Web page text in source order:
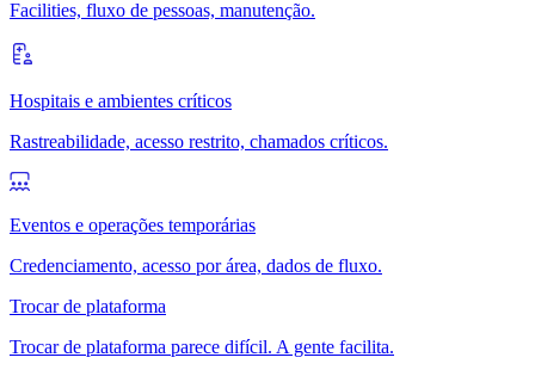
Facilities, fluxo de pessoas, manutenção.
Hospitais e ambientes críticos
Rastreabilidade, acesso restrito, chamados críticos.
Eventos e operações temporárias
Credenciamento, acesso por área, dados de fluxo.
Trocar de plataforma
Trocar de plataforma parece difícil. A gente facilita.